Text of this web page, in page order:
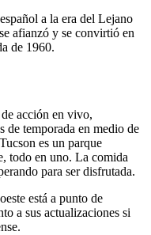
a la era del Lejano
afianzó y se convirtió en
de 1960.
de acción en vivo,
de temporada en medio de
es un parque
todo en uno. La comida
para ser disfrutada.
está a punto de
a sus actualizaciones si